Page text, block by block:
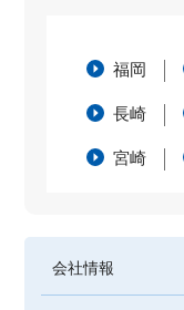
福岡
長崎
宮崎
会社情報